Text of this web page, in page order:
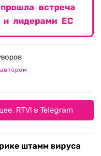
встреча
и лидерами ЕС
RTVI в Telegram
штамм вируса